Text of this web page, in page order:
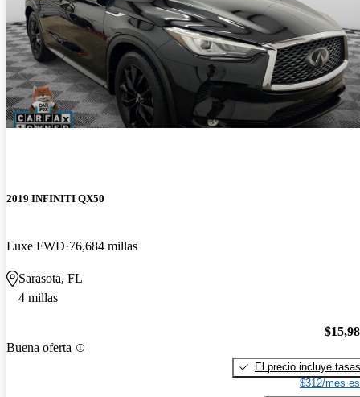
2019 INFINITI QX50
Luxe FWD 76,684 millas
Sarasota, FL
4 millas
Buena oferta
El precio incluye tasas
$312/mes